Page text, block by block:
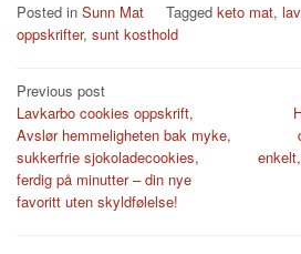
Posted in Sunn Mat Tagged keto mat,
oppskrifter, sunt kosthold
Post
navigation
Previous post
Lavkarbo cookies oppskrift,
Avslør hemmeligheten bak myke,
sukkerfrie sjokoladecookies,
ferdig på minutter – din nye
favoritt uten skyldfølelse!